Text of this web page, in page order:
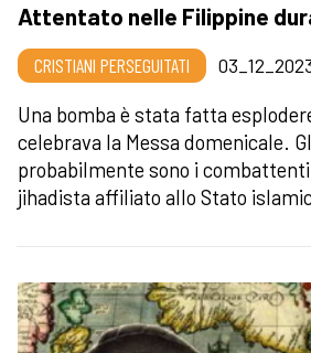
Attentato nelle Filippine
CRISTIANI PERSEGUITATI
Una bomba è stata fatta
celebrava la Messa domenicale.
probabilmente sono i
jihadista affiliato allo Stato